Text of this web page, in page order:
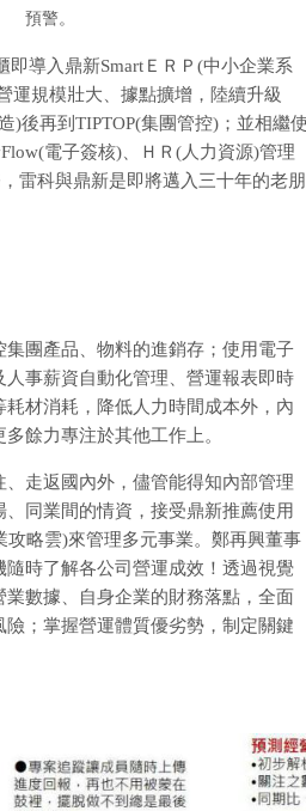
預警。
導入鼎新SmartＥＲＰ(中小企業系
運規模壯大、據點擴增，陸續升級
)後再到TIPTOP(集團管控)；並相繼
電子簽核)、ＨＲ(人力資源)管理
雷科與鼎新是即將邁入三十年的老朋
團產品、物料的進銷存；使用電子
事薪資自動化管理、營運報表即時
材消耗，降低人力時間成本外，內
餘力專注於其他工作上。
走返國內外，儘管能得知內部管理
同業間的情資，接受鼎新推薦使用
略雲)來管理多元事業。鄭再興董事
時了解各公司營運成效！透過視覺
數據、自身企業的財務落點，全面
；掌握營運體質優劣勢，制定關鍵